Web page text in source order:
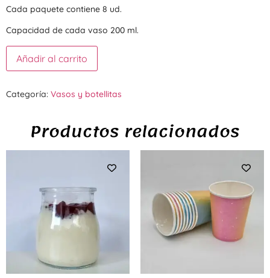
Cada paquete contiene 8 ud.
Capacidad de cada vaso 200 ml.
Añadir al carrito
Categoría: Vasos y botellitas
Productos relacionados